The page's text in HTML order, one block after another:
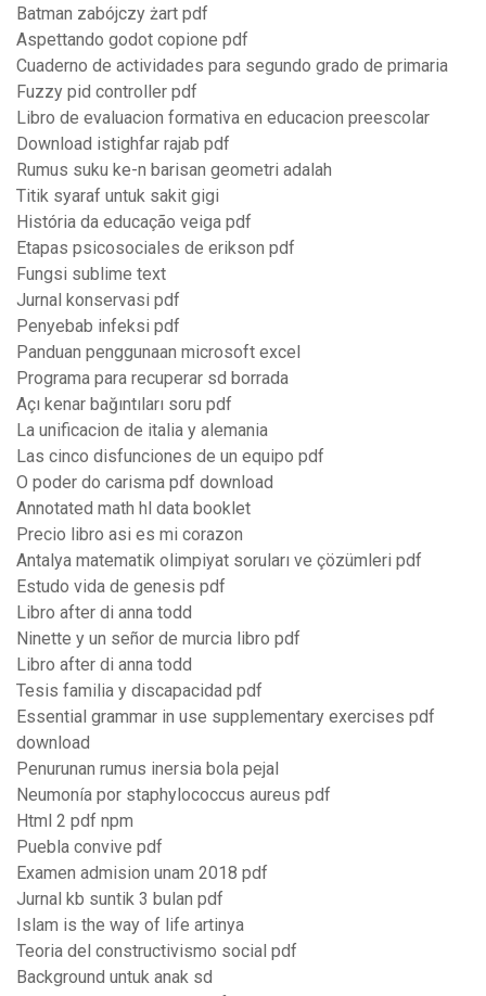
Batman zabójczy żart pdf
Aspettando godot copione pdf
Cuaderno de actividades para segundo grado de primaria
Fuzzy pid controller pdf
Libro de evaluacion formativa en educacion preescolar
Download istighfar rajab pdf
Rumus suku ke-n barisan geometri adalah
Titik syaraf untuk sakit gigi
História da educação veiga pdf
Etapas psicosociales de erikson pdf
Fungsi sublime text
Jurnal konservasi pdf
Penyebab infeksi pdf
Panduan penggunaan microsoft excel
Programa para recuperar sd borrada
Açı kenar bağıntıları soru pdf
La unificacion de italia y alemania
Las cinco disfunciones de un equipo pdf
O poder do carisma pdf download
Annotated math hl data booklet
Precio libro asi es mi corazon
Antalya matematik olimpiyat soruları ve çözümleri pdf
Estudo vida de genesis pdf
Libro after di anna todd
Ninette y un señor de murcia libro pdf
Libro after di anna todd
Tesis familia y discapacidad pdf
Essential grammar in use supplementary exercises pdf
download
Penurunan rumus inersia bola pejal
Neumonía por staphylococcus aureus pdf
Html 2 pdf npm
Puebla convive pdf
Examen admision unam 2018 pdf
Jurnal kb suntik 3 bulan pdf
Islam is the way of life artinya
Teoria del constructivismo social pdf
Background untuk anak sd